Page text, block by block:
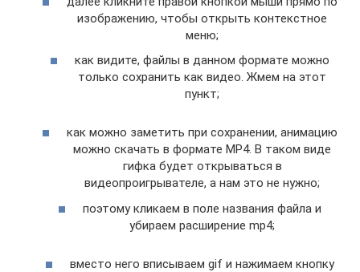
изображению, чтобы открыть контекстное
меню;
как видите, файлы в данном формате можно
только сохранить как видео. Жмем на этот
пункт;
как можно заметить при сохранении, анимацию
можно скачать в формате MP4. В таком виде
гифка будет открываться в
видеопроигрывателе, а нам это не нужно;
поэтому кликаем в поле названия файла и
убираем расширение mp4;
вместо него вписываем gif и нажимаем кнопку